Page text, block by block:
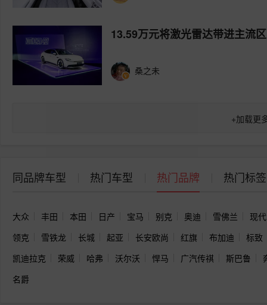
13.59万元将激光雷达带进主流
桑之未
+加载更
同品牌车型 热门车型 热门品牌 热门标签
大众 丰田 本田 日产 宝马 别克 奥迪 雪佛兰
现代
领克
雪铁龙 长城 起亚 长安欧尚 红旗 布加迪
标致
凯迪拉克
荣威 哈弗 沃尔沃 悍马 广汽传祺 斯巴鲁
名爵